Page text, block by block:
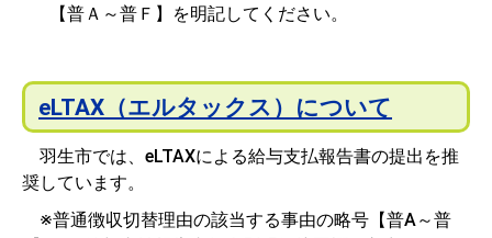
【普Ａ～普Ｆ】を明記してください。
eLTAX（エルタックス）について
羽生市では、eLTAXによる給与支払報告書の提出を推
奨しています。
※普通徴収切替理由の該当する事由の略号【普A～普